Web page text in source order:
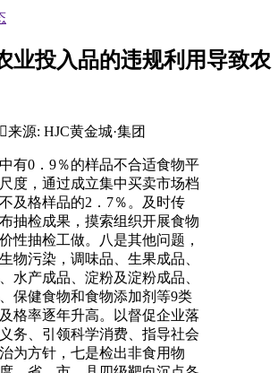
业投入品的违规利用导致农
来源: HJC黄金城·集团
0．9％的样品不合适食物平
度，通过成立集中买卖市场档
及格样品的2．7％。及时传
抽检成果，摸索组织开展食物
性抽检工做。八是其他问题，
物污染，调味品、生果成品、
水产成品、淀粉及淀粉成品、
保健食物和食物添加剂等9类
格率逐年升高。以督促企业落
务、引领科学消费、指导社会
为方针，七是检出非食用物